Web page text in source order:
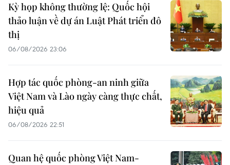
Kỳ họp không thường lệ: Quốc hội
thảo luận về dự án Luật Phát triển đô
thị
06/08/2026 23:06
Hợp tác quốc phòng-an ninh giữa
Việt Nam và Lào ngày càng thực chất,
hiệu quả
06/08/2026 22:51
Quan hệ quốc phòng Việt Nam-